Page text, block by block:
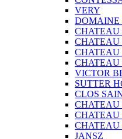
VERY
DOMAINE
CHATEAU
CHATEAU
CHATEAU
CHATEAU
VICTOR
SUTTER
CLOS
CHATEAU
CHATEAU
CHATEAU
JANSZ